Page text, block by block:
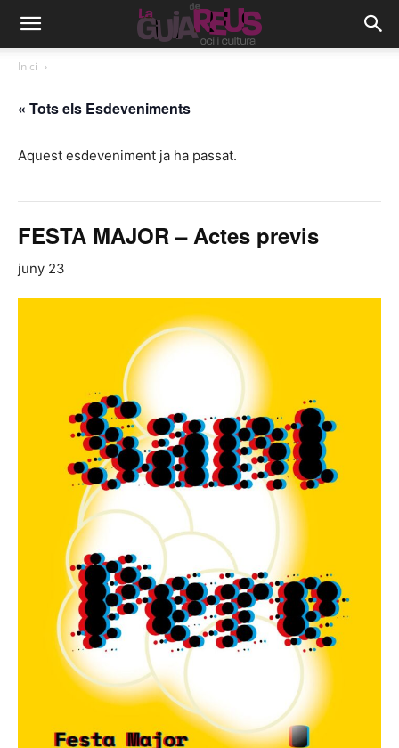
Inici
« Tots els Esdeveniments
Aquest esdeveniment ja ha passat.
FESTA MAJOR – Actes previs
juny 23